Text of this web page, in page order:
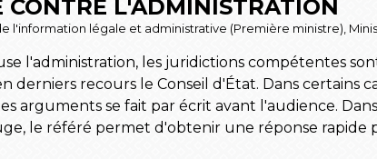
CONTRE L'ADMINISTRATION
l'information légale et administrative (Première ministre),
l'administration, les juridictions compétentes
derniers recours le Conseil d'État. Dans certains
arguments se fait par écrit avant l'audience.
le référé permet d'obtenir une réponse rapide